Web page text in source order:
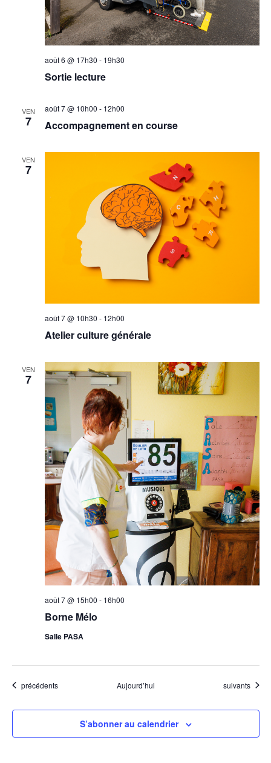
Sortie lecture
août 6 @ 17h30 - 19h30
VEN
7 Accompagnement en course
août 7 @ 10h00 - 12h00
VEN
7
Atelier culture générale
août 7 @ 10h30 - 12h00
VEN
7
Borne Mélo
août 7 @ 15h00 - 16h00
Salle PASA
Évènements
précédents Aujourd’hui Évènements
suivants
S’abonner au calendrier